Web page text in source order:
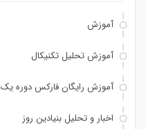
آموزش
آموزش تحلیل تکنیکال
آموزش رایگان فارکس دوره یک
اخبار و تحلیل بنیادین روز